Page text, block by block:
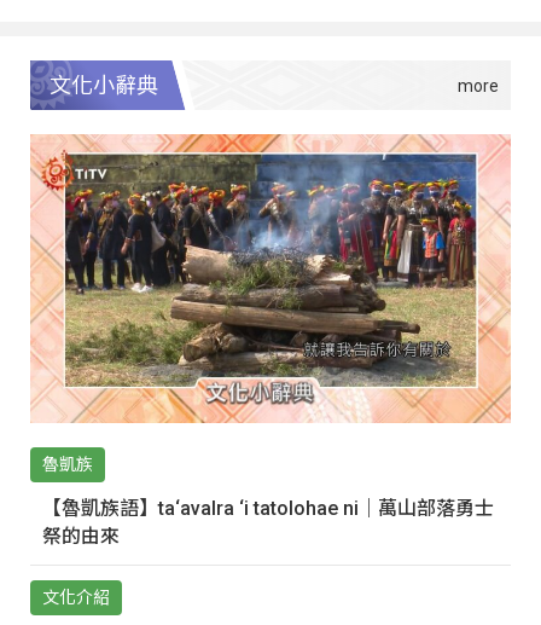
文化小辭典
魯凱族
【魯凱族語】ta‘avalra ‘i tatolohae ni｜萬山部落勇士
祭的由來
文化介紹